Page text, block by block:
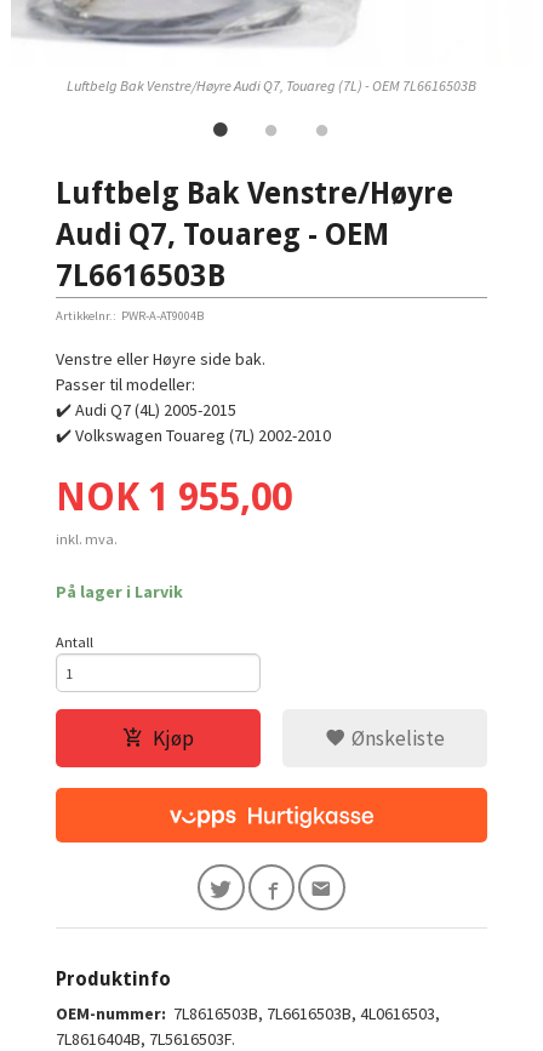
Luftbelg Bak Venstre/Høyre Audi Q7, Touareg (7L) - OEM 7L6616503B
Luftbelg Bak Venstre/Høyre
Audi Q7, Touareg - OEM
7L6616503B
Artikkelnr.: PWR-A-AT9004B
Venstre eller Høyre side bak.
Passer til modeller:
✔️ Audi Q7 (4L) 2005-2015
✔️ Volkswagen Touareg (7L) 2002-2010
Pris
NOK 1 955,00
inkl. mva.
På lager i Larvik
Antall
Kjøp Ønskeliste
Produktinfo
OEM-nummer: 7L8616503B, 7L6616503B, 4L0616503,
7L8616404B, 7L5616503F.